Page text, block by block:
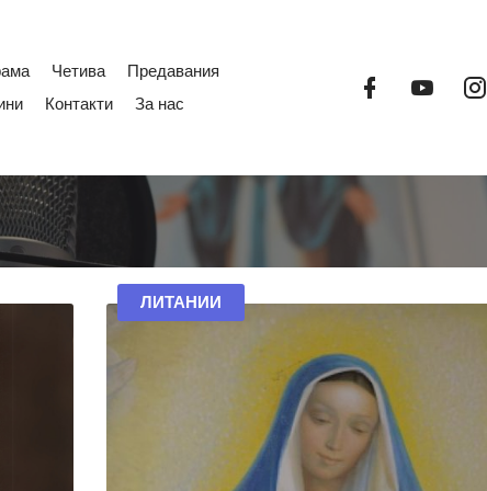
Четива
Предавания
Контакти За нас
FacebookYouTube
ЛИТАНИИ